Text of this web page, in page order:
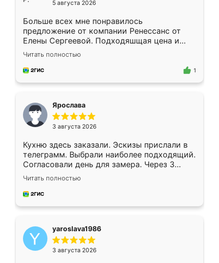
5 августа 2026
Больше всех мне понравилось
предложение от компании Ренессанс от
Елены Сергеевой. Подходяшщая цена и
короткие сроки изготовления. Приехавший
для замера сотрудник Владислав
предложил по моему эскизу самый
Читать полностью
1
Ярослава
3 августа 2026
Кухню здесь заказали. Эскизы прислали в
телеграмм. Выбрали наиболее подходящий.
Согласовали день для замера. Через 3
недели кухня была уже готова. Остались
довольны работой. Спасибо Ренессанс
мебель за качественную работу!
Читать полностью
yaroslava1986
3 августа 2026